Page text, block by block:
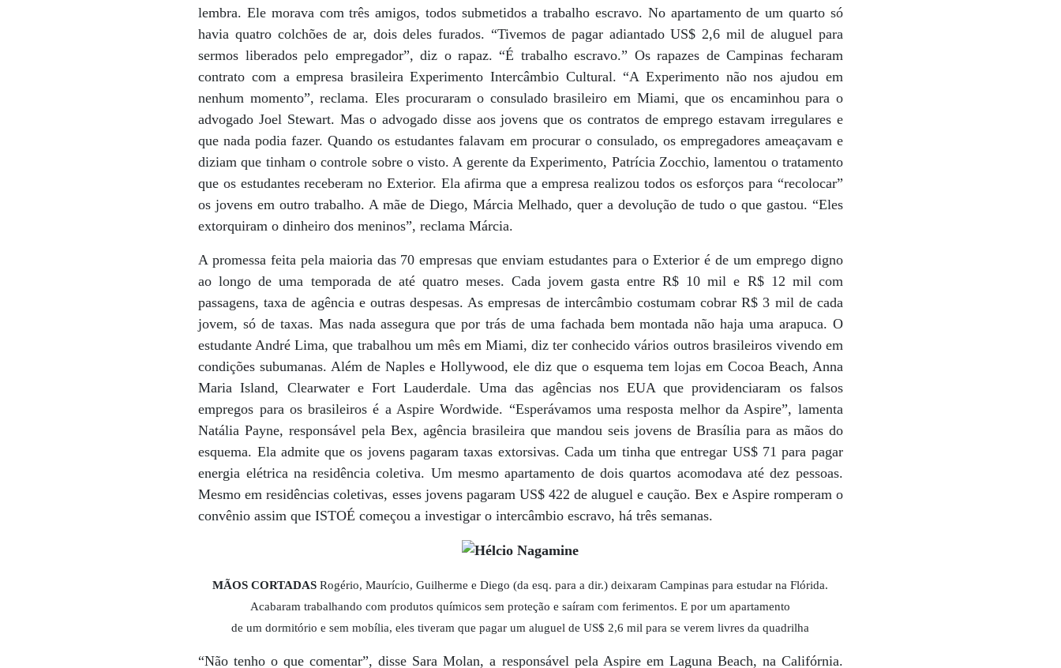
lembra. Ele morava com três amigos, todos submetidos a trabalho escravo. No apartamento de um quarto só
havia quatro colchões de ar, dois deles furados. “Tivemos de pagar adiantado US$ 2,6 mil de aluguel para
sermos liberados pelo empregador”, diz o rapaz. “É trabalho escravo.” Os rapazes de Campinas fecharam
contrato com a empresa brasileira Experimento Intercâmbio Cultural. “A Experimento não nos ajudou em
nenhum momento”, reclama. Eles procuraram o consulado brasileiro em Miami, que os encaminhou para o
advogado Joel Stewart. Mas o advogado disse aos jovens que os contratos de emprego estavam irregulares e
que nada podia fazer. Quando os estudantes falavam em procurar o consulado, os empregadores ameaçavam e
diziam que tinham o controle sobre o visto. A gerente da Experimento, Patrícia Zocchio, lamentou o tratamento
que os estudantes receberam no Exterior. Ela afirma que a empresa realizou todos os esforços para “recolocar”
os jovens em outro trabalho. A mãe de Diego, Márcia Melhado, quer a devolução de tudo o que gastou. “Eles
extorquiram o dinheiro dos meninos”, reclama Márcia.
A promessa feita pela maioria das 70 empresas que enviam estudantes para o Exterior é de um emprego digno
ao longo de uma temporada de até quatro meses. Cada jovem gasta entre R$ 10 mil e R$ 12 mil com
passagens, taxa de agência e outras despesas. As empresas de intercâmbio costumam cobrar R$ 3 mil de cada
jovem, só de taxas. Mas nada assegura que por trás de uma fachada bem montada não haja uma arapuca. O
estudante André Lima, que trabalhou um mês em Miami, diz ter conhecido vários outros brasileiros vivendo em
condições subumanas. Além de Naples e Hollywood, ele diz que o esquema tem lojas em Cocoa Beach, Anna
Maria Island, Clearwater e Fort Lauderdale. Uma das agências nos EUA que providenciaram os falsos
empregos para os brasileiros é a Aspire Wordwide. “Esperávamos uma resposta melhor da Aspire”, lamenta
Natália Payne, responsável pela Bex, agência brasileira que mandou seis jovens de Brasília para as mãos do
esquema. Ela admite que os jovens pagaram taxas extorsivas. Cada um tinha que entregar US$ 71 para pagar
energia elétrica na residência coletiva. Um mesmo apartamento de dois quartos acomodava até dez pessoas.
Mesmo em residências coletivas, esses jovens pagaram US$ 422 de aluguel e caução. Bex e Aspire romperam o
convênio assim que ISTOÉ começou a investigar o intercâmbio escravo, há três semanas.
MÃOS CORTADAS Rogério, Maurício, Guilherme e Diego (da esq. para a dir.) deixaram Campinas para estudar na Flórida.
Acabaram trabalhando com produtos químicos sem proteção e saíram com ferimentos. E por um apartamento
de um dormitório e sem mobília, eles tiveram que pagar um aluguel de US$ 2,6 mil para se verem livres da quadrilha
“Não tenho o que comentar”, disse Sara Molan, a responsável pela Aspire em Laguna Beach, na Califórnia.